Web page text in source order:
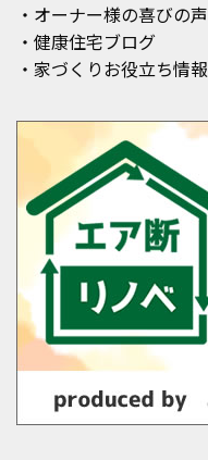
・オーナー様の喜びの声
・健康住宅ブログ
・家づくりお役立ち情報